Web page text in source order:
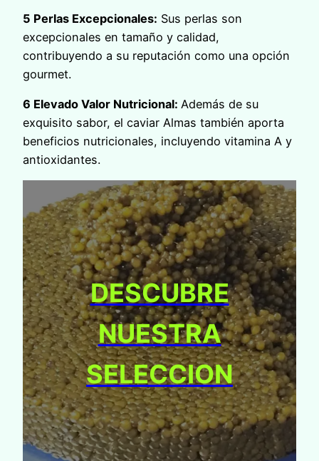
5 Perlas Excepcionales: Sus perlas son
excepcionales en tamaño y calidad,
contribuyendo a su reputación como una opción
gourmet.
6 Elevado Valor Nutricional: Además de su
exquisito sabor, el caviar Almas también aporta
beneficios nutricionales, incluyendo vitamina A y
antioxidantes.
DESCUBRE
NUESTRA
SELECCION